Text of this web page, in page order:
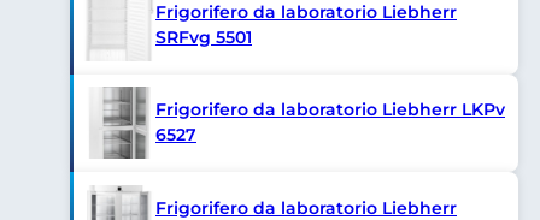
Frigorifero da laboratorio Liebherr
SRFvg 5501
Frigorifero da laboratorio Liebherr LKPv
6527
Frigorifero da laboratorio Liebherr